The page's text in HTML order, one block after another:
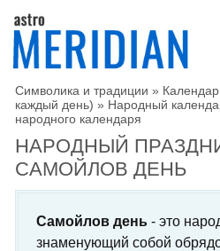
Символика и традиции »
каждый день) » Народный
народного календаря
НАРОДНЫЙ
САМОЙЛОВ ДЕНЬ
Самойлов день - это
знаменующий собой